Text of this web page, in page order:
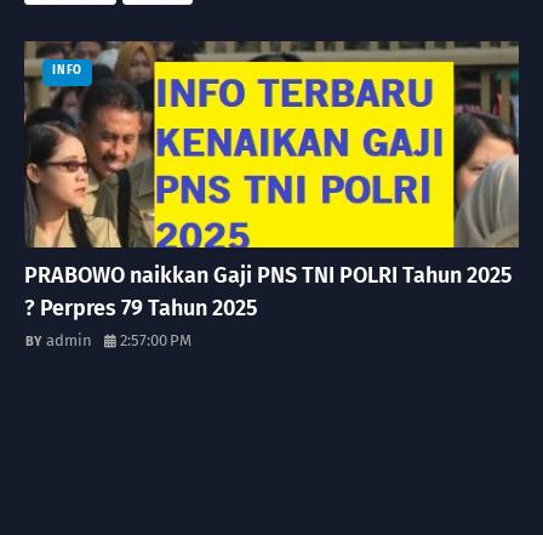
INFO
PRABOWO naikkan Gaji PNS TNI POLRI Tahun 2025
? Perpres 79 Tahun 2025
admin 2:57:00 PM